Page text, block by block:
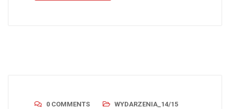
0 COMMENTS WYDARZENIA_14/15